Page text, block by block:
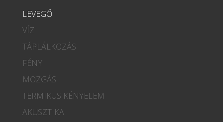
LEVEGŐ
VÍZ
TÁPLÁLKOZÁS
FÉNY
MOZGÁS
TERMIKUS KÉNYELEM
AKUSZTIKA